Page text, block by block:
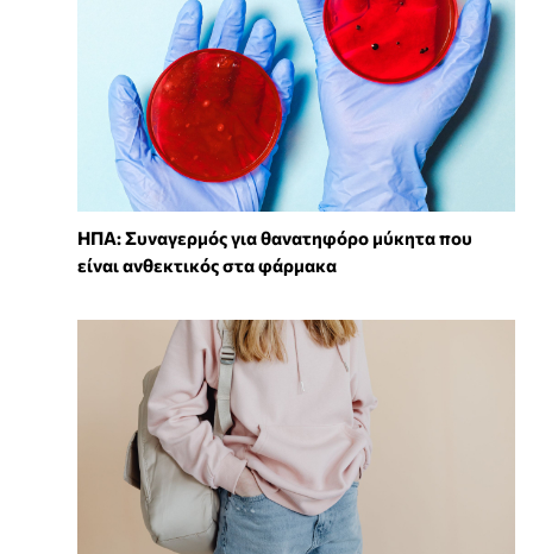
ΗΠΑ: Συναγερμός για θανατηφόρο μύκητα που
είναι ανθεκτικός στα φάρμακα